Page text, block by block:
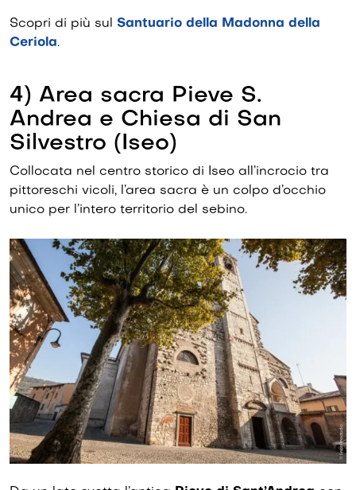
Scopri di più sul Santuario della Madonna della
Ceriola.
4) Area sacra Pieve S.
Andrea e Chiesa di San
Silvestro (Iseo)
Collocata nel centro storico di Iseo all’incrocio tra
pittoreschi vicoli, l’area sacra è un colpo d’occhio
unico per l’intero territorio del sebino.